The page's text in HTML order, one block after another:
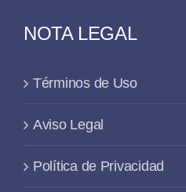
NOTA LEGAL
Términos de Uso
Aviso Legal
Política de Privacidad